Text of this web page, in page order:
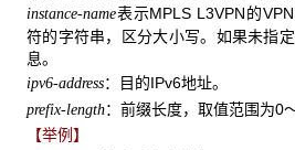
instance-name表示MPLS L3VPN的
符的字符串，区分大小写。如果未指
息。
ipv6-address：目的IPv6地址。
prefix-length：前缀长度，取值范围为0
【举例】